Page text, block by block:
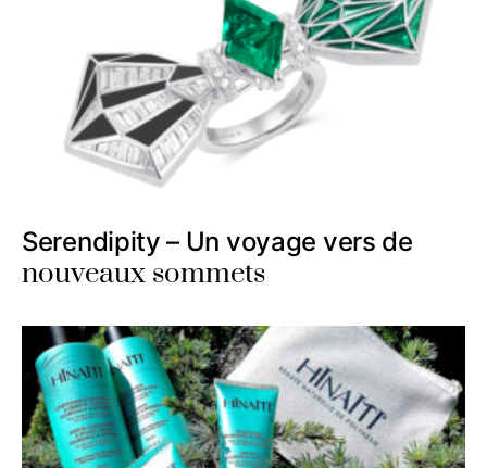
Serendipity – Un voyage vers de
nouveaux sommets